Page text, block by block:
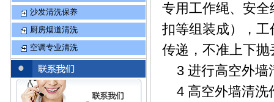
沙发清洗保养
厨房烟道清洗
空调专业清洗
专用工作绳、安
扣等组装成），
传递，不准上下抛
3 进行高空外墙
4 高空外墙清洗